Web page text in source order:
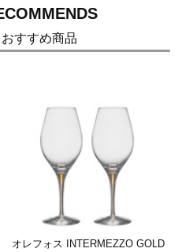
すすめ商品
オレフォス INTERMEZZO GOLD